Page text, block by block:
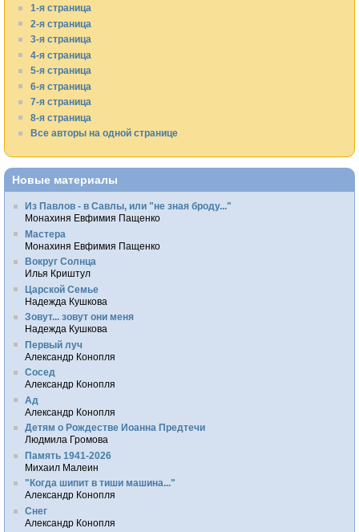
1-я страница
2-я страница
3-я страница
4-я страница
5-я страница
6-я страница
7-я страница
8-я страница
Все авторы на одной странице
Новые материалы
Из Павлов - в Савлы, или "не зная броду..."
Монахиня Евфимия Пащенко
Мастера
Монахиня Евфимия Пащенко
Вокруг Солнца
Илья Криштул
Царской Семье
Надежда Кушкова
Зовут... зовут они меня
Надежда Кушкова
Первый луч
Александр Конопля
Сосед
Александр Конопля
Ад
Александр Конопля
Детям о Рождестве Иоанна Предтечи
Людмила Громова
Память 1941-2026
Михаил Малеин
"Когда шипит в тиши машина..."
Александр Конопля
Снег
Александр Конопля